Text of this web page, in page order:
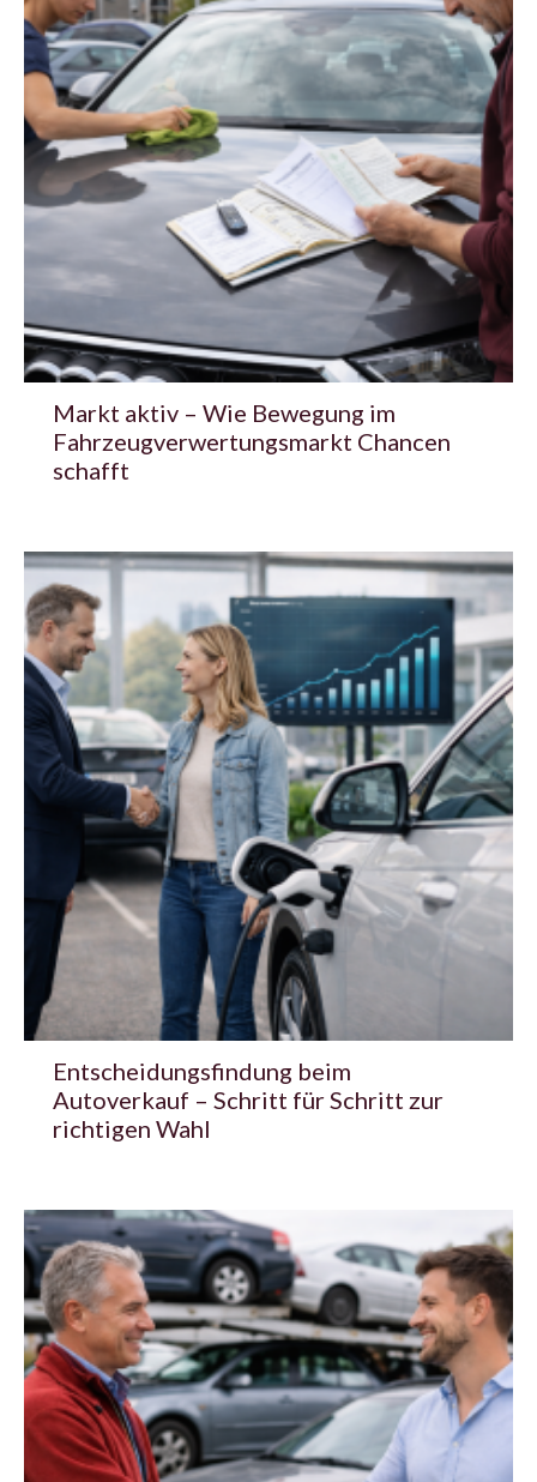
Markt aktiv – Wie Bewegung im
Fahrzeugverwertungsmarkt Chancen
schafft
Entscheidungsfindung beim
Autoverkauf – Schritt für Schritt zur
richtigen Wahl